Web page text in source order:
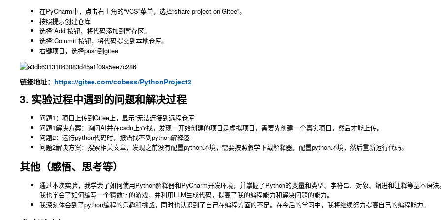
在PyCharm中，点击右上角的“VCS”菜单，选择“share project on Gitee”。
按照提示创建仓库
选择“Add”按钮，将代码添加到暂存区。
选择“Commit”按钮，将代码提交到本地仓库。
右键项目，选择push到gitee
链接地址： https://gitee.com/cobess/PythonProject2
3. 实验过程中遇到的问题和解决过程
问题1：项目上传到Gitee上，显示“无法连接到远程仓库”
问题1解决方案：询问AI并在csdn上查找，发现一开始创建的项目是虚拟项目，需要先创建一个真实项目，然后才能上传。
问题2：运行python代码时，报错找不到python解释器
问题2解决方案：搜索相关文章，发现之前没有配置python环境，需要按照教学下载解释器，配置python环境，然后重新运行代码。
其他（感悟、思考等）
通过本次实验，我学会了如何使用Python解释器和PyCharm开发环境，并掌握了Python的变量和类型、字符串、对象、缩进和注释等基本语
我也学会了如何编写一个猜数字的游戏，并利用LLM生成代码，提高了我的编程能力和解决问题的能力。
我深刻体会到了python编程的乐趣和挑战，同时也认识到了自己在编程方面的不足。在今后的学习中，我将继续努力提高自己的编程能力。